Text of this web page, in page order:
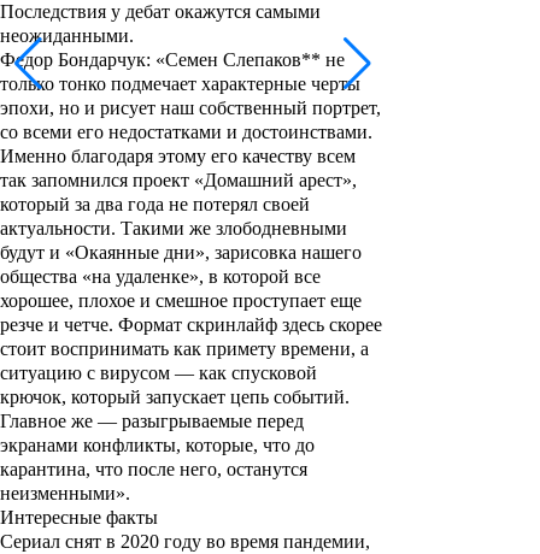
Последствия у дебат окажутся самыми
неожиданными.
Федор Бондарчук: «Семен Слепаков** не
только тонко подмечает характерные черты
эпохи, но и рисует наш собственный портрет,
со всеми его недостатками и достоинствами.
Именно благодаря этому его качеству всем
так запомнился проект «Домашний арест»,
который за два года не потерял своей
актуальности. Такими же злободневными
будут и «Окаянные дни», зарисовка нашего
общества «на удаленке», в которой все
хорошее, плохое и смешное проступает еще
резче и четче. Формат скринлайф здесь скорее
стоит воспринимать как примету времени, а
ситуацию с вирусом — как спусковой
крючок, который запускает цепь событий.
Главное же — разыгрываемые перед
экранами конфликты, которые, что до
карантина, что после него, останутся
неизменными».
Интересные факты
Сериал снят в 2020 году во время пандемии,